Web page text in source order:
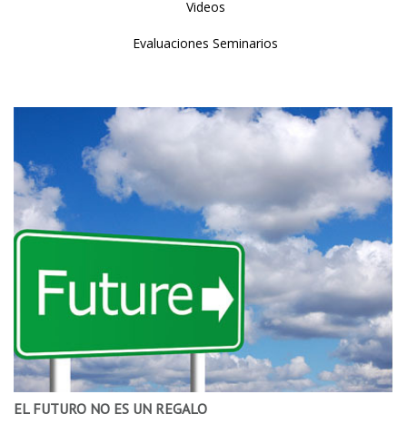
Videos
Evaluaciones Seminarios
EL FUTURO NO ES UN REGALO